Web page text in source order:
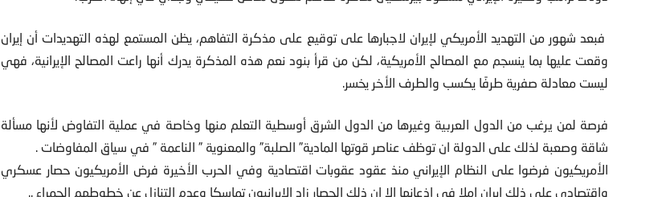
فبعد شهور من التهديد الأمريكي لإيران لاجبارها على توقيع على مذكرة التفاهم، يظن المستمع لهذه التهديدات أن إيران
وقعت عليها بما ينسجم مع المصالح الأمريكية، لكن من قرأ بنود نعم هذه المذكرة يدرك أنها راعت المصالح الإيرانية، فهي
ليست معادلة صفرية طرفًا يكسب والطرف الأخر يخسر.
فرصة لمن يرغب من الدول العربية وغيرها من الدول الشرق أوسطية التعلم منها وخاصة في عملية التفاوض لأنها مسألة
شاقة وصعبة لذلك على الدولة ان توظف عناصر قوتها المادية” الصلبة” والمعنوية ” الناعمة ” في سياق المفاوضات .
الأمريكيون فرضوا على النظام الإيراني منذ عقود عقوبات اقتصادية وفي الحرب الأخيرة فرض الأمريكيون حصار عسكري
واقتصادي على ذلك ايران املا في إذعانها إلا ان ذلك الحصار زاد الإيرانيون تماسكا وعدم التنازل عن خطوطهم الحمراء ..